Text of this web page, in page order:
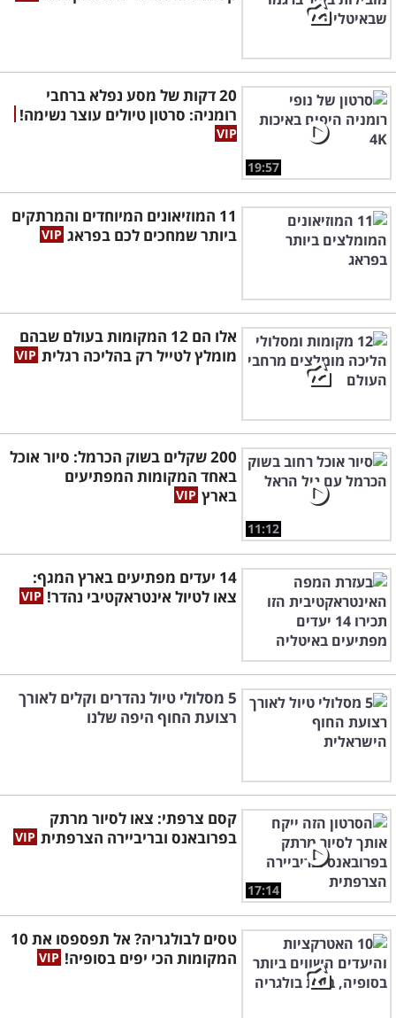
19:57
20 דקות של מסע נפלא ברחבי
רומניה: סרטון טיולים עוצר נשימה!
11 המוזיאונים המיוחדים והמרתקים
ביותר שמחכים לכם בפראג
אלו הם 12 המקומות בעולם שבהם
מומלץ לטייל רק בהליכה רגלית
11:12
200 שקלים בשוק הכרמל: סיור אוכל
באחד המקומות המפתיעים
בארץ
14 יעדים מפתיעים בארץ המגף:
צאו לטיול אינטראקטיבי נהדר!
5 מסלולי טיול נהדרים וקלים לאורך
רצועת החוף היפה שלנו
17:14
קסם צרפתי: צאו לסיור מרתק
בפרובאנס ובריביירה הצרפתית
טסים לבולגריה? אל תפספסו את 10
המקומות הכי יפים בסופיה!